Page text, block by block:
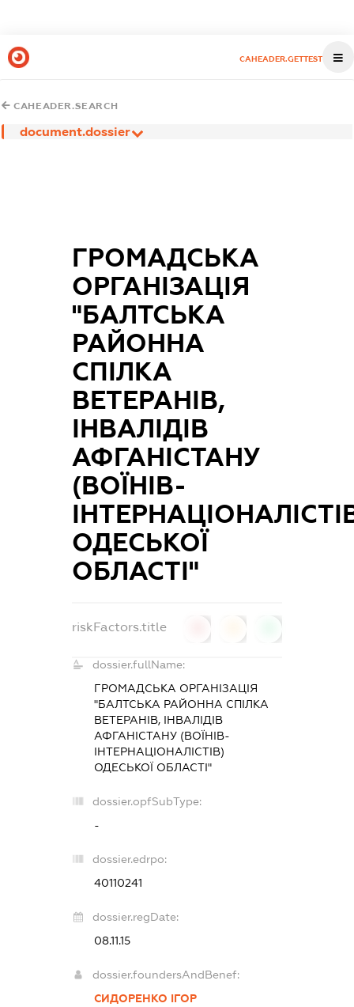
CAHEADER.GETTEST
CAHEADER.SEARCH
document.dossier
ГРОМАДСЬКА
ОРГАНІЗАЦІЯ
"БАЛТСЬКА
РАЙОННА
СПІЛКА
ВЕТЕРАНІВ,
ІНВАЛІДІВ
АФГАНІСТАНУ
(ВОЇНІВ-
ОДЕСЬКОЇ
ОБЛАСТІ"
riskFactors.title
dossier.fullName:
ГРОМАДСЬКА ОРГАНІЗАЦІЯ
"БАЛТСЬКА РАЙОННА СПІЛКА
ВЕТЕРАНІВ, ІНВАЛІДІВ
АФГАНІСТАНУ (ВОЇНІВ-
ІНТЕРНАЦІОНАЛІСТІВ)
ОДЕСЬКОЇ ОБЛАСТІ"
dossier.opfSubType:
-
dossier.edrpo:
40110241
dossier.regDate:
08.11.15
dossier.foundersAndBenef:
СИДОРЕНКО ІГОР